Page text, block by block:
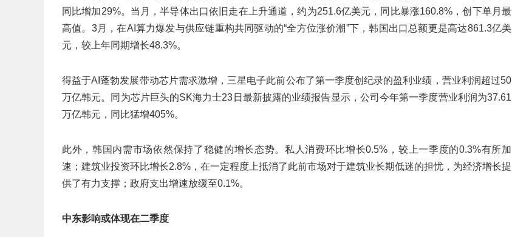
同比增加29%。当月，半导体出口依旧走在上升通道，约为251.6亿美元，同比暴涨160.8%，创下单月最
高值。3月，在AI算力爆发与供应链重构共同驱动的“全方位涨价潮”下，韩国出口总额更是高达‌861.3亿美
元，较上年同期增长48.3%。
得益于AI蓬勃发展带动芯片需求激增，三星电子此前公布了第一季度创纪录的盈利业绩，营业利润超过50
万亿韩元。同为芯片巨头的SK海力士23日最新披露的业绩报告显示，公司今年第一季度营业利润为37.61
万亿韩元，同比猛增405%。
此外，韩国内需市场依然保持了稳健的增长态势。私人消费环比增长0.5%，较上一季度的0.3%有所加
速；建筑业投资环比增长2.8%，在一定程度上抵消了此前市场对于建筑业长期低迷的担忧，为经济增长提
供了有力支撑；政府支出增速放缓至0.1%。
‌中东影响或体现在二季度